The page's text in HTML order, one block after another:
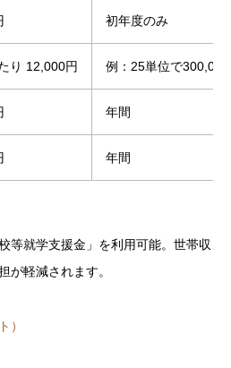
初年度のみ
り 12,000円 例：25単位で
年間
年間
等就学支援金」を利用可能。世帯収
が軽減されます。
）